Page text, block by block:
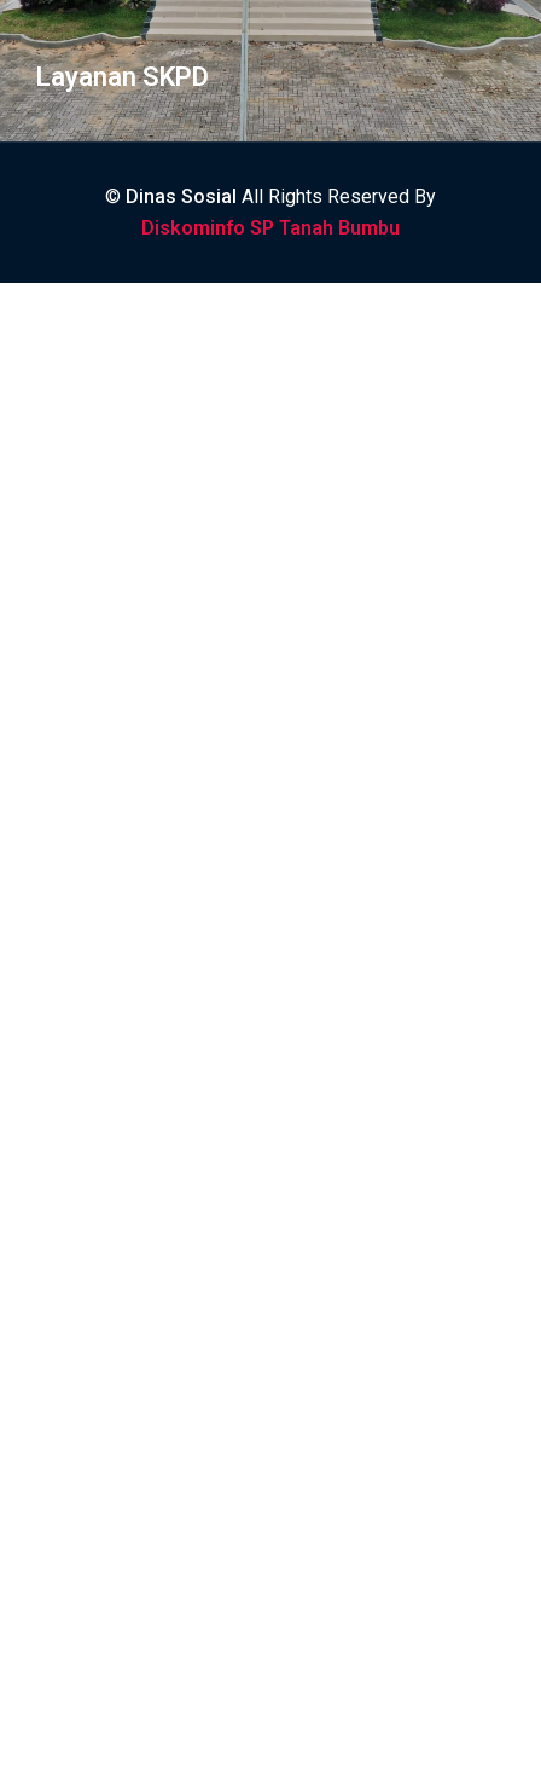
Layanan SKPD
© Dinas Sosial All Rights Reserved By
Diskominfo SP Tanah Bumbu